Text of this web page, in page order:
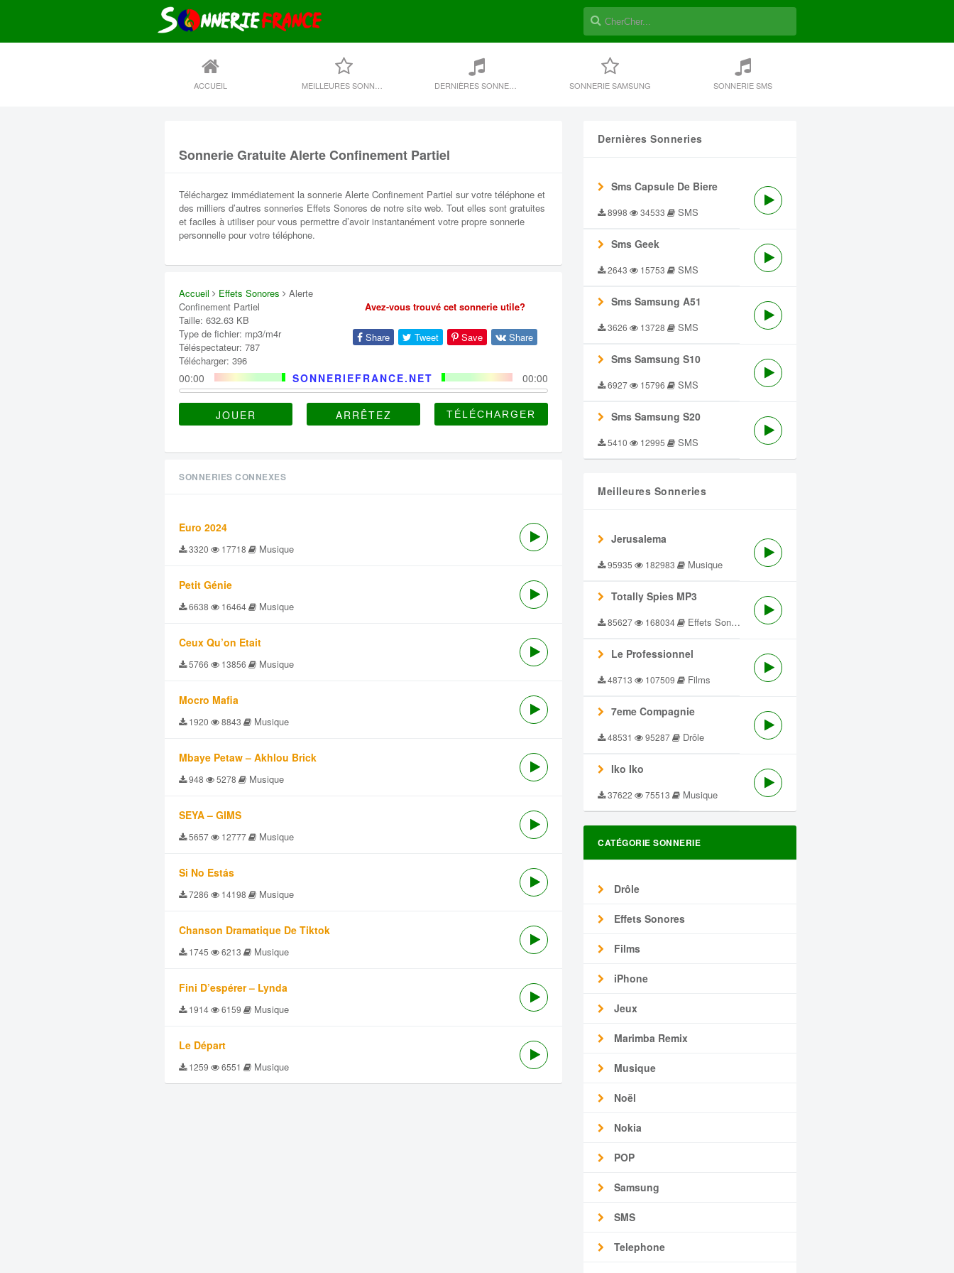
ACCUEIL SONNERIE SAMSUNG SONNERIE SMS
Sonnerie Gratuite Alerte Confinement Partiel
Téléchargez immédiatement la sonnerie Alerte Confinement Partiel sur votre téléphone et
des milliers d’autres sonneries Effets Sonores de notre site web. Tout elles sont gratuites
et faciles à utiliser pour vous permettre d’avoir instantanément votre propre sonnerie
personnelle pour votre téléphone.
Accueil Effets Sonores
Alerte
Confinement Partiel
Taille: 632.63 KB
Type de fichier: mp3/m4r
Téléspectateur: 787
Télécharger: 396
Avez-vous trouvé cet sonnerie utile?
Share Tweet Save Share
SONNERIEFRANCE.NET
00:00 00:00
JOUER ARRÊTEZ
Dernières Sonneries
Sms Capsule De Biere
8998 34533 SMS
Sms Geek
2643 15753 SMS
Sms Samsung A51
3626 13728 SMS
Sms Samsung S10
6927 15796 SMS
Sms Samsung S20
5410 12995 SMS
Meilleures Sonneries
Jerusalema
95935 182983 Musique
Totally Spies MP3
85627 168034 Effets Sonores
Le Professionnel
48713 107509 Films
7eme Compagnie
48531 95287 Drôle
Iko Iko
37622 75513 Musique
CATÉGORIE SONNERIE
Drôle
Effets Sonores
Films
iPhone
Jeux
Marimba Remix
Musique
Noël
Nokia
POP
Samsung
SMS
Telephone
SONNERIES CONNEXES
Euro 2024
3320 17718 Musique
Petit Génie
6638 16464 Musique
Ceux Qu’on Etait
5766 13856 Musique
Mocro Mafia
1920 8843 Musique
Mbaye Petaw – Akhlou Brick
948 5278 Musique
SEYA – GIMS
5657 12777 Musique
Si No Estás
7286 14198 Musique
Chanson Dramatique De Tiktok
1745 6213 Musique
Fini D’espérer – Lynda
1914 6159 Musique
Le Départ
1259 6551 Musique